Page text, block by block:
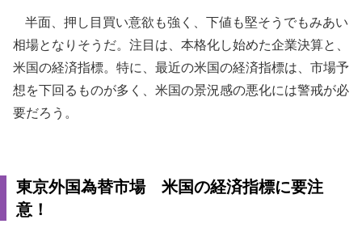
半面、押し目買い意欲も強く、下値も堅そうでもみあい
相場となりそうだ。注目は、本格化し始めた企業決算と、
米国の経済指標。特に、最近の米国の経済指標は、市場予
想を下回るものが多く、米国の景況感の悪化には警戒が必
要だろう。
東京外国為替市場 米国の経済指標に要注
意！